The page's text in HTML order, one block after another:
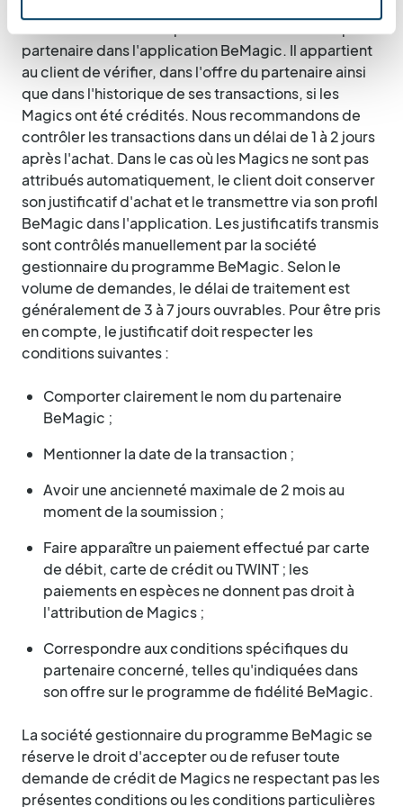
partenaire dans l'application BeMagic. Il appartient
au client de vérifier, dans l'offre du partenaire ainsi
que dans l'historique de ses transactions, si les
Magics ont été crédités. Nous recommandons de
contrôler les transactions dans un délai de 1 à 2 jours
après l'achat. Dans le cas où les Magics ne sont pas
attribués automatiquement, le client doit conserver
son justificatif d'achat et le transmettre via son profil
BeMagic dans l'application. Les justificatifs transmis
sont contrôlés manuellement par la société
gestionnaire du programme BeMagic. Selon le
volume de demandes, le délai de traitement est
généralement de 3 à 7 jours ouvrables. Pour être pris
en compte, le justificatif doit respecter les
conditions suivantes :
Comporter clairement le nom du partenaire
BeMagic ;
Mentionner la date de la transaction ;
Avoir une ancienneté maximale de 2 mois au
moment de la soumission ;
Faire apparaître un paiement effectué par carte
de débit, carte de crédit ou TWINT ; les
paiements en espèces ne donnent pas droit à
l'attribution de Magics ;
Correspondre aux conditions spécifiques du
partenaire concerné, telles qu'indiquées dans
son offre sur le programme de fidélité BeMagic.
La société gestionnaire du programme BeMagic se
réserve le droit d'accepter ou de refuser toute
demande de crédit de Magics ne respectant pas les
présentes conditions ou les conditions particulières